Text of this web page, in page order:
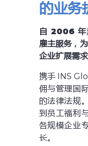
的业务
自 2006
雇主服务，
企业扩展需
携手 INS
佣与管理国
的法律法规
到员工福利
各规模企业
长。